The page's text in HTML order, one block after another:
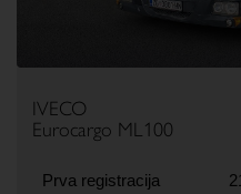
IVECO
Eurocargo ML100
Prva registracija